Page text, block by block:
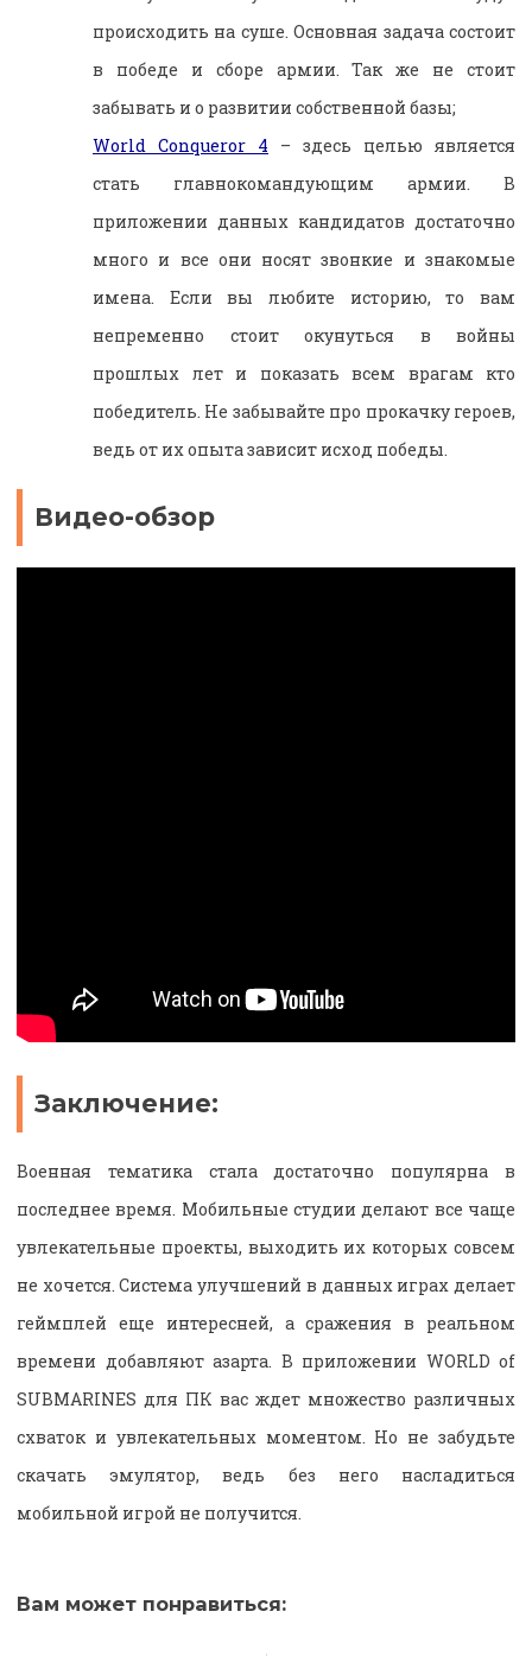
происходить на суше. Основная задача состоит
в победе и сборе армии. Так же не стоит
забывать и о развитии собственной базы;
World Conqueror 4 – здесь целью является
стать главнокомандующим армии. В
приложении данных кандидатов достаточно
много и все они носят звонкие и знакомые
имена. Если вы любите историю, то вам
непременно стоит окунуться в войны
прошлых лет и показать всем врагам кто
победитель. Не забывайте про прокачку героев,
ведь от их опыта зависит исход победы.
Видео-обзор
Заключение:
Военная тематика стала достаточно популярна в
последнее время. Мобильные студии делают все чаще
увлекательные проекты, выходить их которых совсем
не хочется. Система улучшений в данных играх делает
геймплей еще интересней, а сражения в реальном
времени добавляют азарта. В приложении WORLD of
SUBMARINES для ПК вас ждет множество различных
схваток и увлекательных моментом. Но не забудьте
скачать эмулятор, ведь без него насладиться
мобильной игрой не получится.
Вам может понравиться: